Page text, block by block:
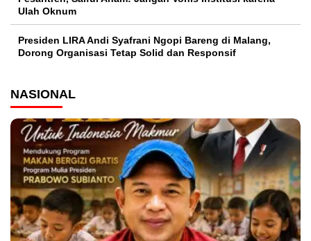
Ulah Oknum
Presiden LIRA Andi Syafrani Ngopi Bareng di Malang,
Dorong Organisasi Tetap Solid dan Responsif
NASIONAL